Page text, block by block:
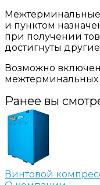
Межтерминальные
и пунктом
при получении
достигнуты
Возможно
межтерминальных
Ранее вы
Винтовой